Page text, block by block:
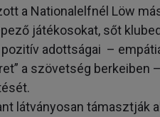
a Nationalelfnél Löw
játékosokat, sőt
adottságai –
a szövetség
látványosan támasztják